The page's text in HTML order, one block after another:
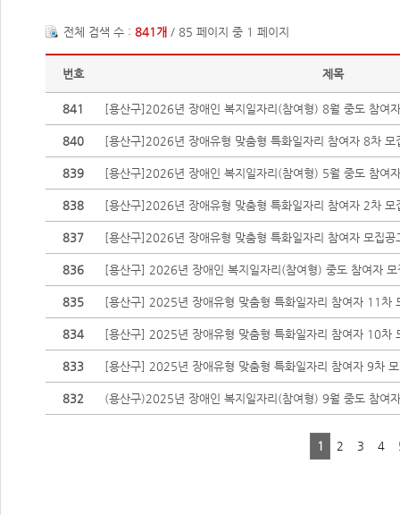
전체 검색 수 : 841개 / 85 페이지 중 1 페이지
번호 제목
841 [용산구]2026년 장애인 복지일자리(참여형) 8월 중도 참여
840 [용산구]2026년 장애유형 맞춤형 특화일자리 참여자 8차 모
839 [용산구]2026년 장애인 복지일자리(참여형) 5월 중도 참여
838 [용산구]2026년 장애유형 맞춤형 특화일자리 참여자 2차 모
837 [용산구]2026년 장애유형 맞춤형 특화일자리 참여자 모집공
836 [용산구] 2026년 장애인 복지일자리(참여형) 중도 참여자 모
835 [용산구] 2025년 장애유형 맞춤형 특화일자리 참여자 11차
834 [용산구] 2025년 장애유형 맞춤형 특화일자리 참여자 10차
833 [용산구] 2025년 장애유형 맞춤형 특화일자리 참여자 9차
832 (용산구)2025년 장애인 복지일자리(참여형) 9월 중도 참여
1 2 3 4